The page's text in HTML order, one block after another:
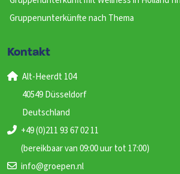
Gruppenunterkünfte nach Thema
Kontakt
Alt-Heerdt 104
40549 Düsseldorf
Deutschland
+49 (0)211 93 67 02 11
(bereikbaar van 09:00 uur tot 17:00)
info@groepen.nl